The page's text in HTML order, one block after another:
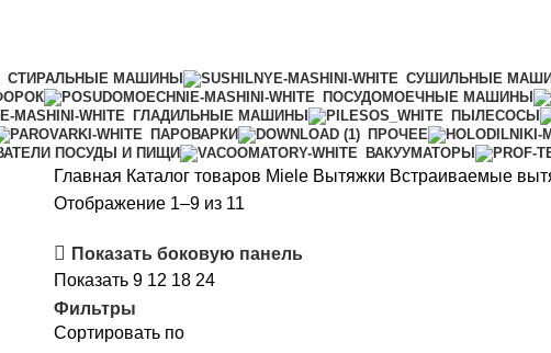
СТИРАЛЬНЫЕ МАШИНЫ СУШИЛЬНЫЕ
ПОСУДОМОЕЧНЫЕ МАШИНЫ
ГЛАДИЛЬНЫЕ МАШИНЫ ПЫЛЕСОСЫ
ПАРОВАРКИ ПРОЧЕЕ
ПОСУДЫ И ПИЩИ
ВАКУУМАТОРЫ
Главная Каталог товаров Miele Вытяжки Встраиваемые
Отображение 1–9 из 11
недавние
Показать боковую панель
Показать 9 12 18 24
Фильтры
Сортировать по